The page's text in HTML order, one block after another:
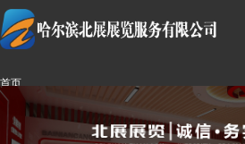
首页
设计案例